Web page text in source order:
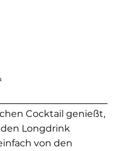
Cocktail genießt,
Longdrink
von den